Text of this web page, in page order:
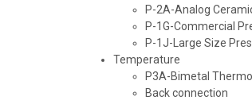
P-2A-Analog
P-1G-Commercial
P-1J-Large Size
Temperature
P3A-Bimetal
Back connection